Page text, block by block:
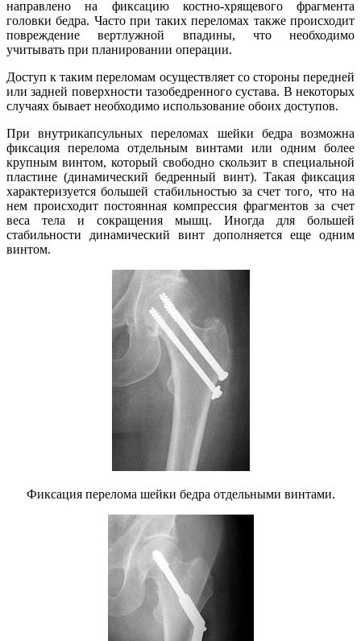
направлено на фиксацию костно-хрящевого фрагмента
головки бедра. Часто при таких переломах также происходит
повреждение вертлужной впадины, что необходимо
учитывать при планировании операции.
Доступ к таким переломам осуществляет со стороны передней
или задней поверхности тазобедренного сустава. В некоторых
случаях бывает необходимо использование обоих доступов.
При внутрикапсульных переломах шейки бедра возможна
фиксация перелома отдельным винтами или одним более
крупным винтом, который свободно скользит в специальной
пластине (динамический бедренный винт). Такая фиксация
характеризуется большей стабильностью за счет того, что на
нем происходит постоянная компрессия фрагментов за счет
веса тела и сокращения мышц. Иногда для большей
стабильности динамический винт дополняется еще одним
винтом.
Фиксация перелома шейки бедра отдельными винтами.